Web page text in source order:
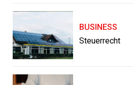
BUSINESS
Steuerrecht